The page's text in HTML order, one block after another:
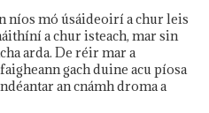
níos mó úsáideoirí a chur leis
a chur isteach, mar sin
arda. De réir mar a
gach duine acu píosa
an cnámh droma a